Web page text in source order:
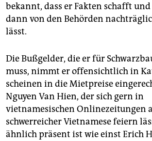
bekannt, dass er Fakten schafft und
dann von den Behörden
lässt.
Die Bußgelder, die er für
muss, nimmt er offensichtlich in
scheinen in die Mietpreise
Nguyen Van Hien, der sich gern in
vietnamesischen Onlinezeitungen
schwerreicher Vietnamese feiern
ähnlich präsent ist wie einst Erich